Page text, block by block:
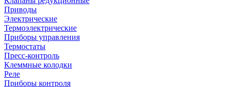
Приводы
Электрические
Термоэлектрические
Приборы управления
Термостаты
Пресс-контроль
Клеммные колодки
Реле
Приборы контроля